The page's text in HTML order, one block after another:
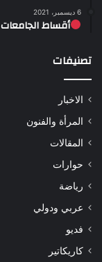
6 ديسمبر، 2021
أقساط الجامعات
تصنيفات
الاخبار
المرأة والفنون
المقالات
حوارات
رياضة
عربي ودولي
فديو
كاريكاتير